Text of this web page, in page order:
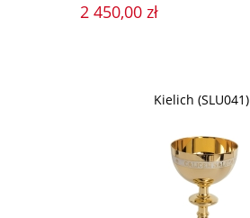
2 450,00 zł
Kielich (SLU041)